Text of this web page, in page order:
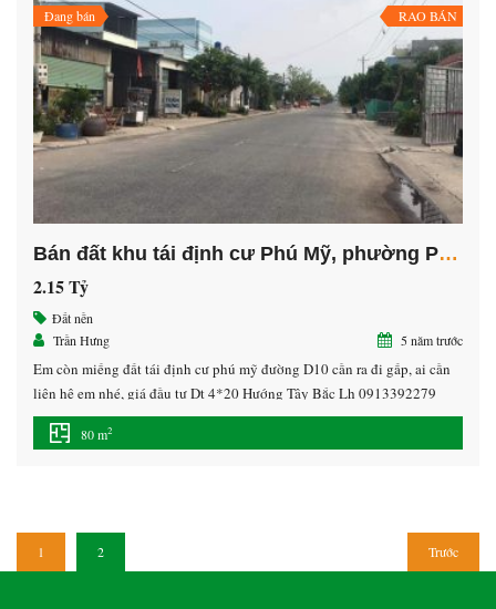
Đang bán RAO BÁN
Bán đất khu tái định cư Phú Mỹ, phường Phú Tân, thành phố Thủ Dầu Một, tỉnh Bình Dương
2.15 Tỷ
Đất nền
Trần Hưng
5 năm trước
Em còn miếng đất tái định cư phú mỹ đường D10 cần ra đi gấp, ai cần
liên hệ em nhé, giá đầu tư Dt 4*20 Hướng Tây Bắc Lh 0913392279
Hưng
80 m2
Trước
1 2